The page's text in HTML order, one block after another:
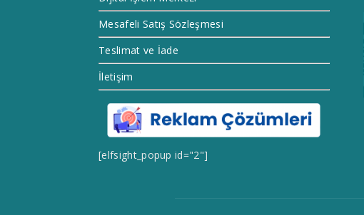
Mesafeli Satış Sözleşmesi
Teslimat ve İade
İletişim
[elfsight_popup id="2"]